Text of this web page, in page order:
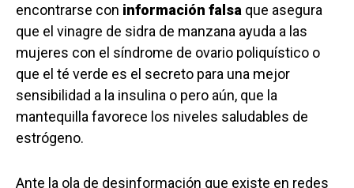
encontrarse con información falsa que asegura
que el vinagre de sidra de manzana ayuda a las
mujeres con el síndrome de ovario poliquístico o
que el té verde es el secreto para una mejor
sensibilidad a la insulina o pero aún, que la
mantequilla favorece los niveles saludables de
estrógeno.
Ante la ola de desinformación que existe en redes